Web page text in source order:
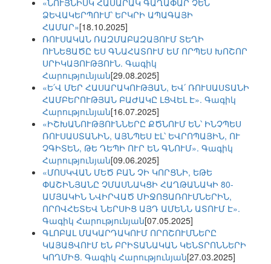
«ՆՈՒՅՆԻՍԿ ՀԱՍԱՐԱԿ ԳԱՂԱՓԱՐ ՉԵՆ
ՁԵՎԱԿԵՐՊՈՒՄ՝ ԵՐԿՐԻ ԱՊԱԳԱՅԻ
ՀԱՄԱՐ»[18.10.2025]
ՌՈՒՍԱԿԱՆ ՌԱԶՄԱԲԱԶԱՅՈՒՄ ՏԵՂԻ
ՈՒՆԵՑԱԾԸ ԵՍ ԳՆԱՀԱՏՈՒՄ ԵՄ ՈՐՊԵՍ ԽՈՇՈՐ
ՍՐԻԿԱՅՈՒԹՅՈՒՆ. Գագիկ
Հարությունյան[29.08.2025]
«Ե՛Վ ՄԵՐ ՀԱՍԱՐԱԿՈՒԹՅԱՆ, ԵՎ՛ ՌՈՒՍԱՍՏԱՆԻ
ՀԱՄԲԵՐՈՒԹՅԱՆ ԲԱԺԱԿԸ ԼՑՎԵԼ Է». Գագիկ
Հարությունյան[16.07.2025]
«ԻՇԽԱՆՈՒԹՅՈՒՆՆԵՐԸ ՔԾՆՈՒՄ ԵՆ՝ ԻՆՉՊԵՍ
ՌՈՒՍԱՍՏԱՆԻՆ, ԱՅՆՊԵՍ ԷԼ՝ ԵՎՐՈՊԱՅԻՆ, ՈՒ
ՉԳԻՏԵՆ, ԹԵ ԴԵՊԻ ՈՒՐ ԵՆ ԳՆՈՒՄ». Գագիկ
Հարությունյան[09.06.2025]
«ՄՈՍԿՎԱՆ ՄԵԾ ԲԱՆ ՉԻ ԿՈՐՑՆԻ, ԵԹԵ
ՓԱՇԻՆՅԱՆԸ ՉՄԱՍՆԱԿՑԻ ՀԱՂԹԱՆԱԿԻ 80-
ԱՄՅԱԿԻՆ ՆՎԻՐՎԱԾ ՄԻՋՈՑԱՌՈՒՄՆԵՐԻՆ,
ՈՐՈՎՀԵՏԵՎ ՆԵՐՍԻՑ ԱՅԴ ԱՄԵՆՆ ԱՏՈՒՄ Է».
Գագիկ Հարությունյան[07.05.2025]
ԳԼՈԲԱԼ ՄԱԿԱՐԴԱԿՈՒՄ ՈՐՈՇՈՒՄՆԵՐԸ
ԿԱՅԱՑՎՈՒՄ ԵՆ ԲՐԻՏԱՆԱԿԱՆ ԿԵՆՏՐՈՆՆԵՐԻ
ԿՈՂՄԻՑ. Գագիկ Հարությունյան[27.03.2025]